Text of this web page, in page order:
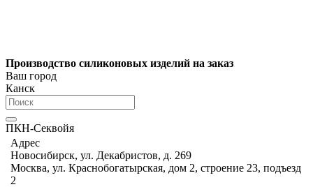
Производство силиконовых изделий на заказ
Ваш город
Канск
ПКН-Секвойя
Адрес
Новосибирск, ул. Декабристов, д. 269
Москва, ул. Краснобогатырская, дом 2, строение 23, подъезд
2